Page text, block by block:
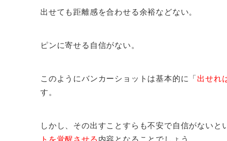
出せても距離感を合わせる余裕などない。
ピンに寄せる自信がない。
このようにバンカーショットは基本的に「出せれ
す。
しかし、その出すことすらも不安で自信がない
トを覚醒させる 内容となることでしょう。